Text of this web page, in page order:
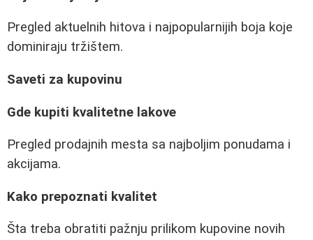
Pregled aktuelnih hitova i najpopularnijih boja koje
dominiraju tržištem.
Saveti za kupovinu
Gde kupiti kvalitetne lakove
Pregled prodajnih mesta sa najboljim ponudama i
akcijama.
Kako prepoznati kvalitet
Šta treba obratiti pažnju prilikom kupovine novih